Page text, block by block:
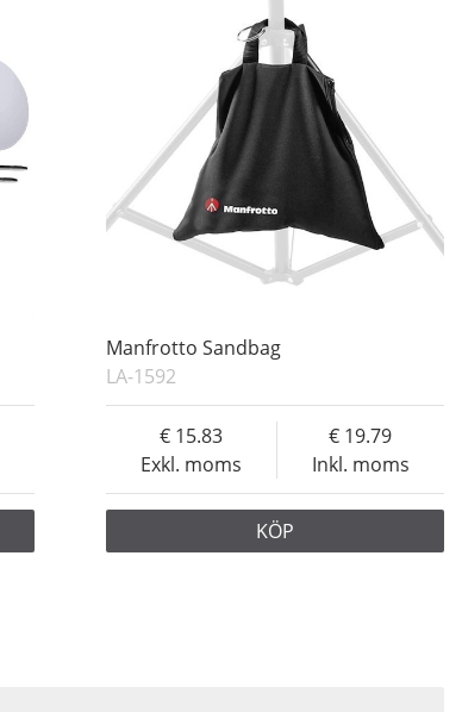
Manfrotto Sandbag
LA-1592
Exkl. moms
15.83
Inkl. moms
19.79
KÖP